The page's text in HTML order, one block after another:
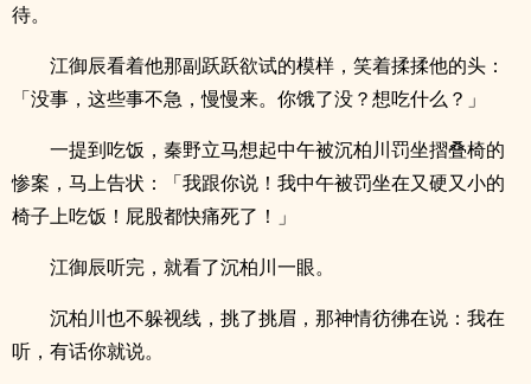
待。
江御辰看着他那副跃跃欲试的模样，笑着揉揉他的头：
「没事，这些事不急，慢慢来。你饿了没？想吃什么？」
一提到吃饭，秦野立马想起中午被沉柏川罚坐摺叠椅的
惨案，马上告状：「我跟你说！我中午被罚坐在又硬又小的
椅子上吃饭！屁股都快痛死了！」
江御辰听完，就看了沉柏川一眼。
沉柏川也不躲视线，挑了挑眉，那神情彷彿在说：我在
听，有话你就说。